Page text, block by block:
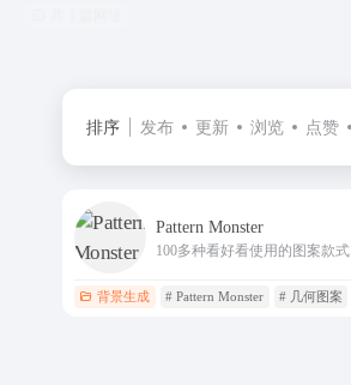
排序 发布 更新 浏览 点赞
Pattern Monster
100多种看好看使用的图案款式
背景生成 # Pattern Monster # 几何图案